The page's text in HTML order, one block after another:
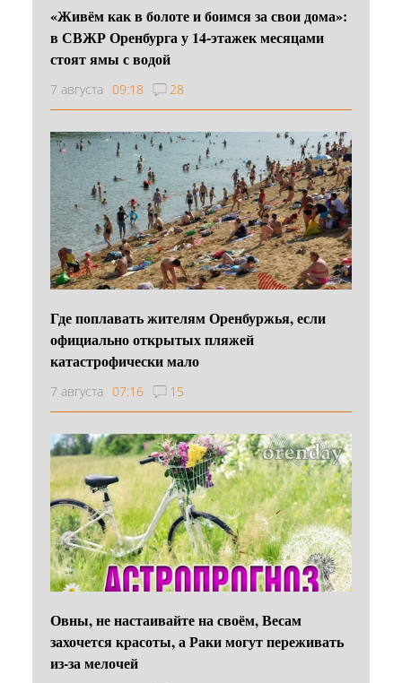
«Живём как в болоте и боимся за свои дома»:
в СВЖР Оренбурга у 14-этажек месяцами
стоят ямы с водой
7 августа 09:18 28
Где поплавать жителям Оренбуржья, если
официально открытых пляжей
катастрофически мало
7 августа 07:16 15
Овны, не настаивайте на своём, Весам
захочется красоты, а Раки могут переживать
из-за мелочей